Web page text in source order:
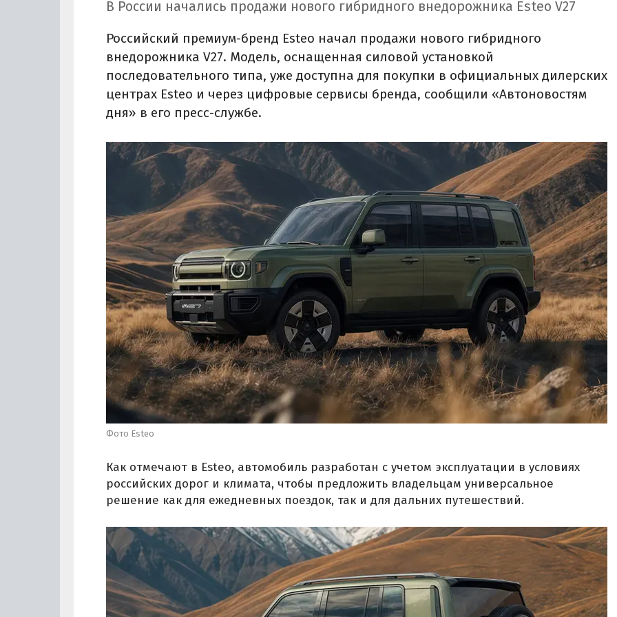
В России начались продажи нового гибридного внедорожника Esteo V27
Российский премиум-бренд Esteo начал продажи нового гибридного
внедорожника V27. Модель, оснащенная силовой установкой
последовательного типа, уже доступна для покупки в официальных дилерских
центрах Esteo и через цифровые сервисы бренда, сообщили «Автоновостям
дня» в его пресс-службе.
Фото Esteo
Как отмечают в Esteo, автомобиль разработан с учетом эксплуатации в условиях
российских дорог и климата, чтобы предложить владельцам универсальное
решение как для ежедневных поездок, так и для дальних путешествий.